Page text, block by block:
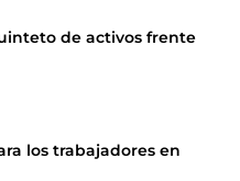
de activos frente
los trabajadores en